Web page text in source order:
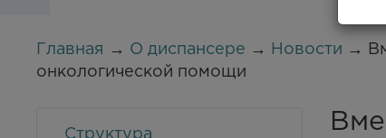
Главная → О диспансере → Новости →
онкологической помощи
Структура